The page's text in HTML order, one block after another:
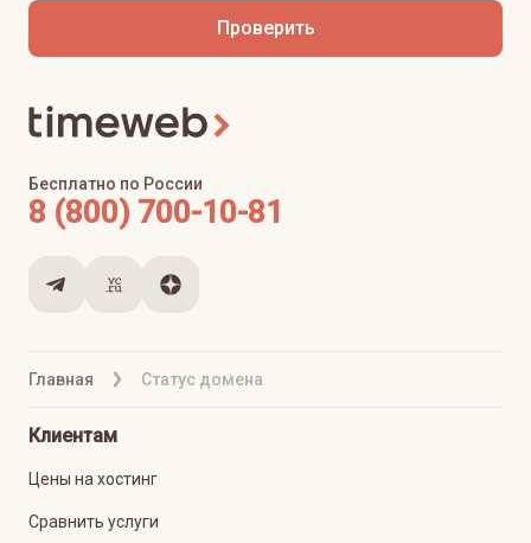
Проверить
Главная Статус домена
Бесплатно по России
8 (800) 700-10-81
Клиентам
Цены на хостинг
Сравнить услуги